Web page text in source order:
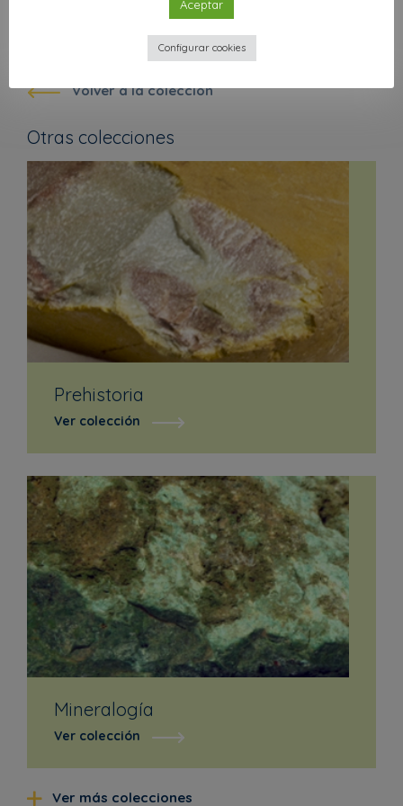
Volver a la colección
Otras colecciones
Prehistoria
Ver colección
Mineralogía
Ver colección
Ver más colecciones
Aceptar
Configurar cookies